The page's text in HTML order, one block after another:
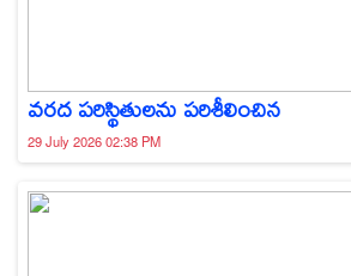
వరద పరిస్థితులను పరిశీలించిన
29 July 2026 02:38 PM